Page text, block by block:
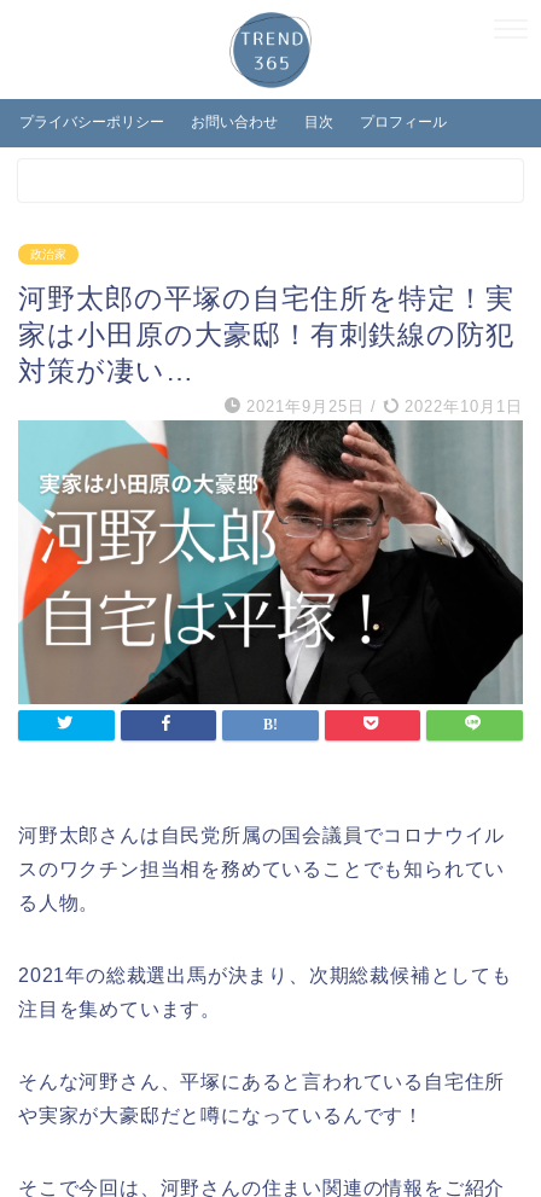
プライバシーポリシー お問い合わせ 目次 プロフィール
政治家
河野太郎の平塚の自宅住所を特定！実
家は小田原の大豪邸！有刺鉄線の防犯
対策が凄い…
2021年9月25日 / 2022年10月1日
河野太郎さんは自民党所属の国会議員でコロナウイル
スのワクチン担当相を務めていることでも知られてい
る人物。
2021年の総裁選出馬が決まり、次期総裁候補としても
注目を集めています。
そんな河野さん、平塚にあると言われている自宅住所
や実家が大豪邸だと噂になっているんです！
そこで今回は、河野さんの住まい関連の情報をご紹介